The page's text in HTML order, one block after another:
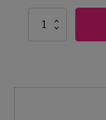
Curso
livre: